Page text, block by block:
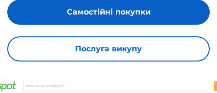
Послуга викупу
Самостійні покупки